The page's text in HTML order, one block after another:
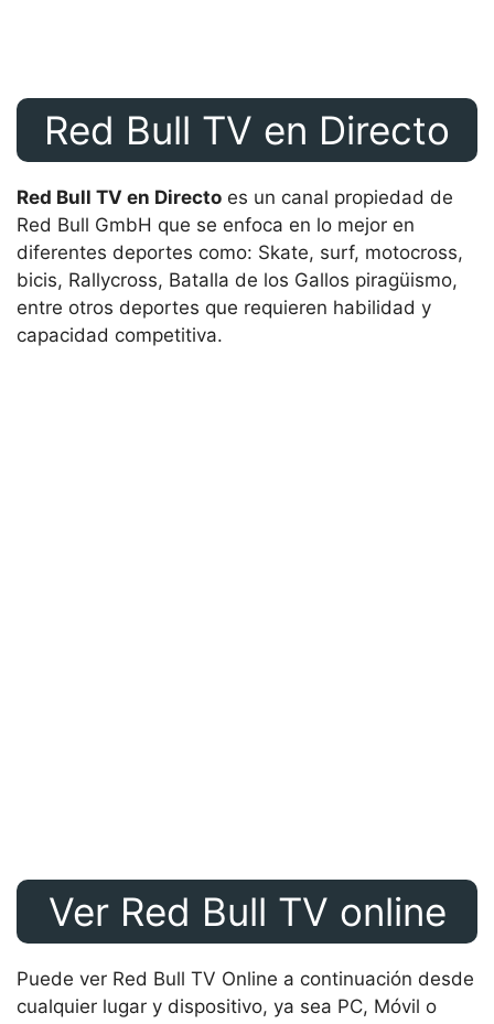
Red Bull TV en Directo
Red Bull TV en Directo es un canal propiedad de
Red Bull GmbH que se enfoca en lo mejor en
diferentes deportes como: Skate, surf, motocross,
bicis, Rallycross, Batalla de los Gallos piragüismo,
entre otros deportes que requieren habilidad y
capacidad competitiva.
Ver Red Bull TV online
Puede ver Red Bull TV Online a continuación desde
cualquier lugar y dispositivo, ya sea PC, Móvil o